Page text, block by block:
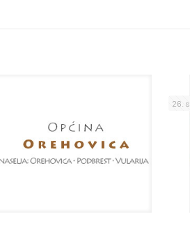
26.